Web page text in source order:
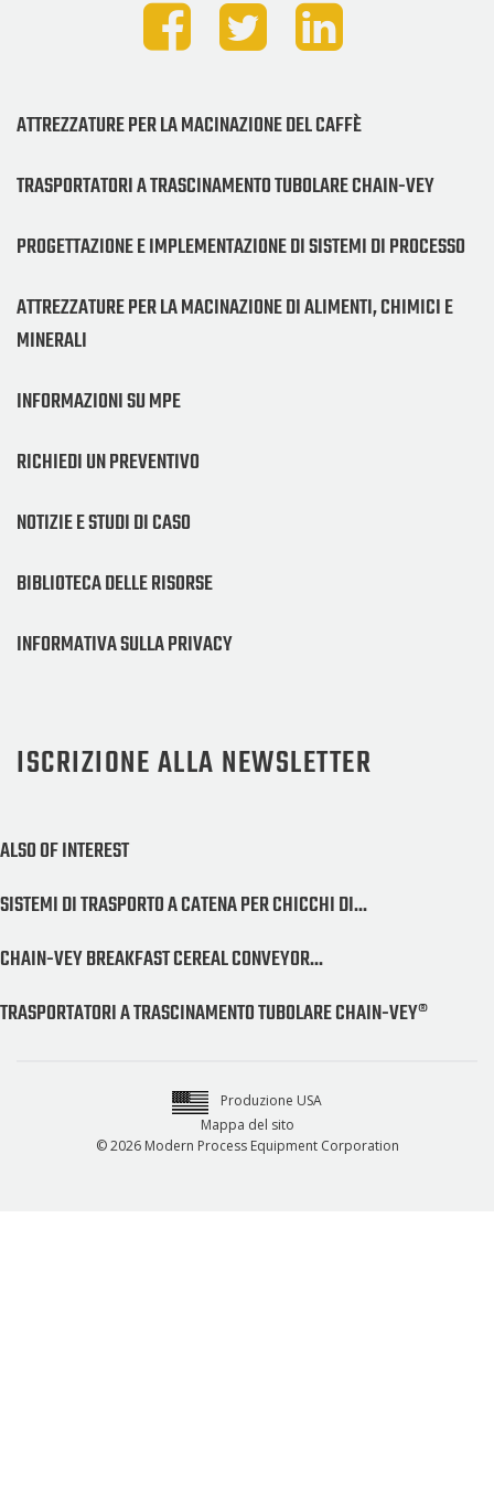
ATTREZZATURE PER LA MACINAZIONE DEL CAFFÈ
TRASPORTATORI A TRASCINAMENTO TUBOLARE CHAIN-VEY
PROGETTAZIONE E IMPLEMENTAZIONE DI SISTEMI DI PROCESSO
ATTREZZATURE PER LA MACINAZIONE DI ALIMENTI, CHIMICI E
MINERALI
INFORMAZIONI SU MPE
RICHIEDI UN PREVENTIVO
NOTIZIE E STUDI DI CASO
BIBLIOTECA DELLE RISORSE
INFORMATIVA SULLA PRIVACY
ISCRIZIONE ALLA NEWSLETTER
ALSO OF INTEREST
SISTEMI DI TRASPORTO A CATENA PER CHICCHI DI...
CHAIN-VEY BREAKFAST CEREAL CONVEYOR...
TRASPORTATORI A TRASCINAMENTO TUBOLARE CHAIN-VEY®
Produzione USA
Mappa del sito
© 2026 Modern Process Equipment Corporation